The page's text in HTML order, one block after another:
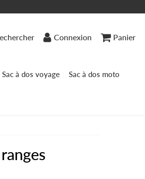
Connexion Panier
Sac à dos voyage Sac à dos moto